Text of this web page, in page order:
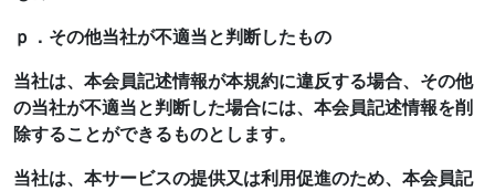
ｐ．その他当社が不適当と判断したもの
当社は、本会員記述情報が本規約に違反する場合、その他
の当社が不適当と判断した場合には、本会員記述情報を削
除することができるものとします。
当社は、本サービスの提供又は利用促進のため、本会員記